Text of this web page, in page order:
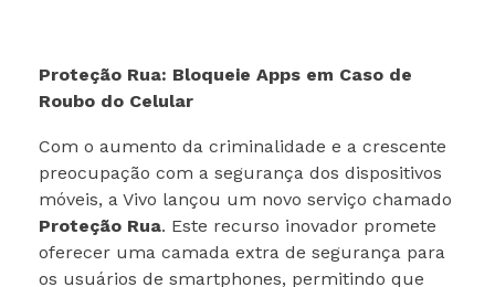
Proteção Rua: Bloqueie Apps em Caso de
Roubo do Celular
Com o aumento da criminalidade e a crescente
preocupação com a segurança dos dispositivos
móveis, a Vivo lançou um novo serviço chamado
Proteção Rua. Este recurso inovador promete
oferecer uma camada extra de segurança para
os usuários de smartphones, permitindo que